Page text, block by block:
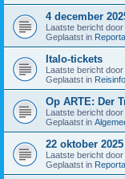
4 december
Laatste bericht door
Geplaatst in
Italo-tickets
Laatste bericht door
Geplaatst in
Op ARTE: Der
Laatste bericht door
Geplaatst in
22 oktober
Laatste bericht door
Geplaatst in